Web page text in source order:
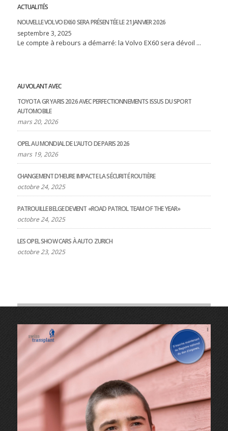
ACTUALITÉS
NOUVELLE VOLVO EX60 SERA PRÉSENTÉE LE 21 JANVIER 2026
septembre 3, 2025
Le compte à rebours a démarré: la Volvo EX60 sera dévoil ...
AU VOLANT AVEC
TOYOTA GR YARIS 2026 AVEC PERFECTIONNEMENTS ISSUS DU SPORT
AUTOMOBILE
mars 20, 2026
OPEL AU MONDIAL DE L’AUTO DE PARIS 2026
mars 19, 2026
CHANGEMENT D’HEURE IMPACTE LA SÉCURITÉ ROUTIÈRE
octobre 24, 2025
PATROUILLE BELGE DEVIENT «ROAD PATROL TEAM OF THE YEAR»
octobre 24, 2025
LES OPEL SHOW CARS À AUTO ZURICH
octobre 23, 2025